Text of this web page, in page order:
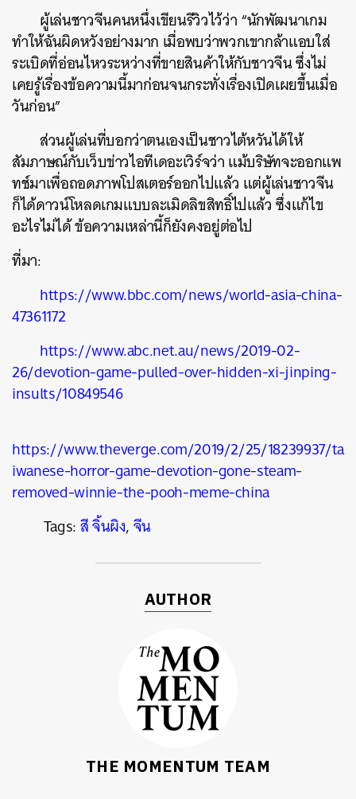
ผู้เล่นชาวจีนคนหนึ่งเขียนรีวิวไว้ว่า “นักพัฒนาเกม
ทำให้ฉันผิดหวังอย่างมาก เมื่อพบว่าพวกเขากล้าแอบใส่
ระเบิดที่อ่อนไหวระหว่างที่ขายสินค้าให้กับชาวจีน ซึ่งไม่
เคยรู้เรื่องข้อความนี้มาก่อนจนกระทั่งเรื่องเปิดเผยขึ้นเมื่อ
วันก่อน”
ส่วนผู้เล่นที่บอกว่าตนเองเป็นชาวไต้หวันได้ให้
สัมภาษณ์กับเว็บข่าวไอทีเดอะเวิร์จว่า แม้บริษัทจะออกแพ
ทช์มาเพื่อถอดภาพโปสเตอร์ออกไปแล้ว แต่ผู้เล่นชาวจีน
ก็ได้ดาวน์โหลดเกมแบบละเมิดลิขสิทธิ์ไปแล้ว ซึ่งแก้ไข
อะไรไม่ได้ ข้อความเหล่านี้ก็ยังคงอยู่ต่อไป
ที่มา:
https://www.bbc.com/news/world-asia-china-
47361172
https://www.abc.net.au/news/2019-02-
26/devotion-game-pulled-over-hidden-xi-jinping-
insults/10849546
https://www.theverge.com/2019/2/25/18239937/ta
iwanese-horror-game-devotion-gone-steam-
removed-winnie-the-pooh-meme-china
Tags:สี จิ้นผิง,จีน
AUTHOR
THE MOMENTUM TEAM
ค้นหา
SHARE TWEET LINE EMAIL